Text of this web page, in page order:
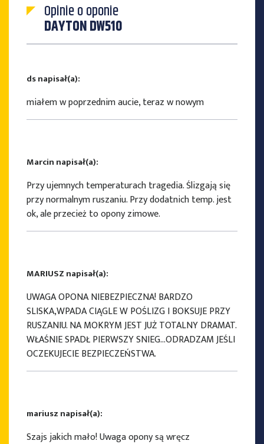
Opinie o oponie
DAYTON DW510
ds napisał(a):
miałem w poprzednim aucie, teraz w nowym
Marcin napisał(a):
Przy ujemnych temperaturach tragedia. Ślizgają się
przy normalnym ruszaniu. Przy dodatnich temp. jest
ok, ale przecież to opony zimowe.
MARIUSZ napisał(a):
UWAGA OPONA NIEBEZPIECZNA! BARDZO
SLISKA,WPADA CIĄGLE W POŚLIZG I BOKSUJE PRZY
RUSZANIU. NA MOKRYM JEST JUŻ TOTALNY DRAMAT.
WŁAŚNIE SPADŁ PIERWSZY SNIEG…ODRADZAM JEŚLI
OCZEKUJECIE BEZPIECZEŃSTWA.
mariusz napisał(a):
Szajs jakich mało! Uwaga opony są wręcz